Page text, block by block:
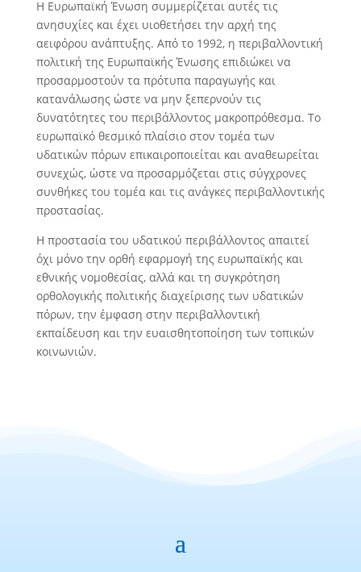
Η Ευρωπαϊκή Ένωση συμμερίζεται αυτές τις
ανησυχίες και έχει υιοθετήσει την αρχή της
αειφόρου ανάπτυξης. Από το 1992, η περιβαλλοντική
πολιτική της Ευρωπαϊκής Ένωσης επιδιώκει να
προσαρμοστούν τα πρότυπα παραγωγής και
κατανάλωσης ώστε να μην ξεπερνούν τις
δυνατότητες του περιβάλλοντος μακροπρόθεσμα. Το
ευρωπαϊκό θεσμικό πλαίσιο στον τομέα των
υδατικών πόρων επικαιροποιείται και αναθεωρείται
συνεχώς, ώστε να προσαρμόζεται στις σύγχρονες
συνθήκες του τομέα και τις ανάγκες περιβαλλοντικής
προστασίας.
Η προστασία του υδατικού περιβάλλοντος απαιτεί
όχι μόνο την ορθή εφαρμογή της ευρωπαϊκής και
εθνικής νομοθεσίας, αλλά και τη συγκρότηση
ορθολογικής πολιτικής διαχείρισης των υδατικών
πόρων, την έμφαση στην περιβαλλοντική
εκπαίδευση και την ευαισθητοποίηση των τοπικών
κοινωνιών.